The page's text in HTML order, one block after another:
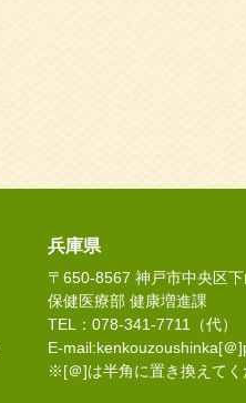
兵庫県
〒650-8567 神戸市中央区
保健医療部 健康増進課
TEL：078-341-7711（代）
E-mail:kenkouzoushinka[＠
※[＠]は半角に置き換えてく